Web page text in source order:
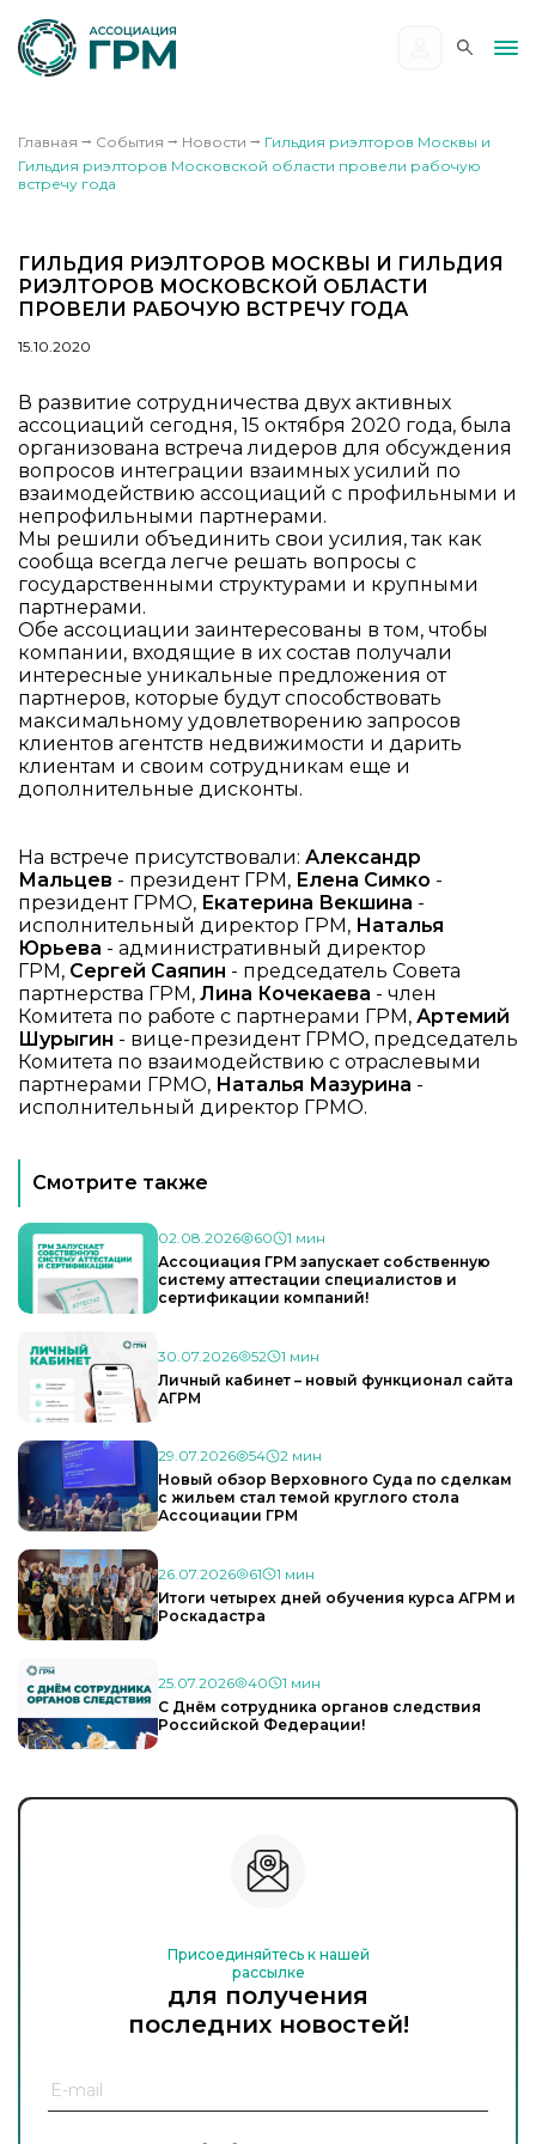
Главная ⭢ События ⭢ Новости ⭢ Гильдия риэлторов Москвы и
Гильдия риэлторов Московской области провели рабочую
встречу года
ГИЛЬДИЯ РИЭЛТОРОВ МОСКВЫ И ГИЛЬДИЯ
РИЭЛТОРОВ МОСКОВСКОЙ ОБЛАСТИ
ПРОВЕЛИ РАБОЧУЮ ВСТРЕЧУ ГОДА
15.10.2020
В развитие сотрудничества двух активных
ассоциаций сегодня, 15 октября 2020 года, была
организована встреча лидеров для обсуждения
вопросов интеграции взаимных усилий по
взаимодействию ассоциаций с профильными и
непрофильными партнерами.
Мы решили объединить свои усилия, так как
сообща всегда легче решать вопросы с
государственными структурами и крупными
партнерами.
Обе ассоциации заинтересованы в том, чтобы
компании, входящие в их состав получали
интересные уникальные предложения от
партнеров, которые будут способствовать
максимальному удовлетворению запросов
клиентов агентств недвижимости и дарить
клиентам и своим сотрудникам еще и
дополнительные дисконты.
На встрече присутствовали: Александр
Мальцев - президент ГРМ, Елена Симко -
президент ГРМО, Екатерина Векшина -
исполнительный директор ГРМ, Наталья
Юрьева - административный директор
ГРМ, Сергей Саяпин - председатель Совета
партнерства ГРМ, Лина Кочекаева - член
Комитета по работе с партнерами ГРМ, Артемий
Шурыгин - вице-президент ГРМО, председатель
Комитета по взаимодействию с отраслевыми
партнерами ГРМО, Наталья Мазурина -
исполнительный директор ГРМО.
Смотрите также
02.08.2026 60
1 мин
Ассоциация ГРМ запускает собственную
систему аттестации специалистов и
сертификации компаний!
30.07.2026 52
1 мин
Личный кабинет – новый функционал сайта
АГРМ
29.07.2026 54
2 мин
Новый обзор Верховного Суда по сделкам
с жильем стал темой круглого стола
Ассоциации ГРМ
26.07.2026 61
1 мин
Итоги четырех дней обучения курса АГРМ и
Роскадастра
25.07.2026 40
1 мин
С Днём сотрудника органов следствия
Российской Федерации!
Присоединяйтесь к нашей
рассылке
для получения
последних новостей!